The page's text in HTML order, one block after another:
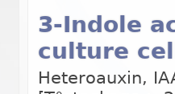
3-Indole
culture
Heteroauxin,